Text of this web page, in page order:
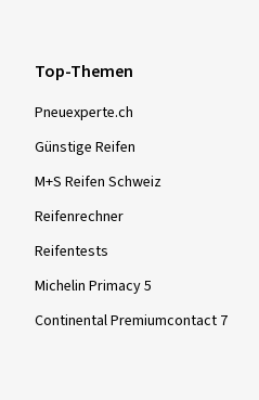
Top-Themen
Pneuexperte.ch
Günstige Reifen
M+S Reifen Schweiz
Reifenrechner
Reifentests
Michelin Primacy 5
Continental Premiumcontact 7